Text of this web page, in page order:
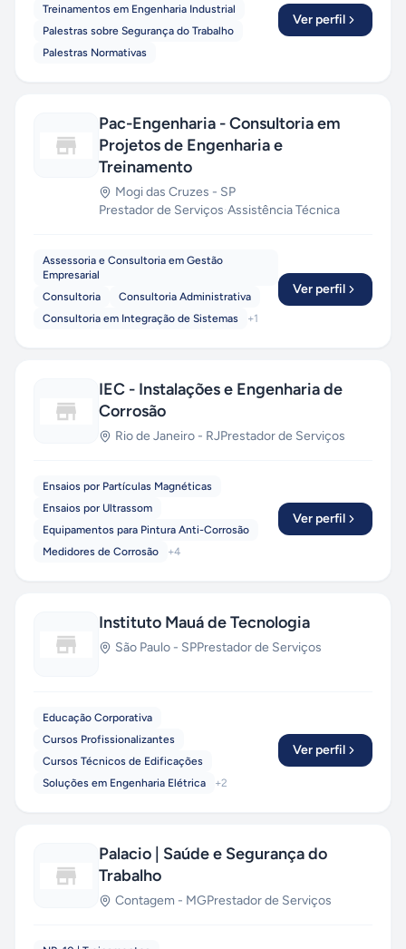
Treinamentos em Engenharia Industrial
Palestras sobre Segurança do Trabalho
Palestras Normativas
Ver perfil
Pac-Engenharia - Consultoria em
Projetos de Engenharia e
Treinamento
Mogi das Cruzes - SP
Prestador de Serviços·Assistência Técnica
Assessoria e Consultoria em Gestão
Empresarial
Consultoria
Consultoria Administrativa
Consultoria em Integração de Sistemas
+1
Ver perfil
IEC - Instalações e Engenharia de
Corrosão
Rio de Janeiro - RJPrestador de Serviços
Ensaios por Partículas Magnéticas
Ensaios por Ultrassom
Equipamentos para Pintura Anti-Corrosão
Medidores de Corrosão
+4
Ver perfil
Instituto Mauá de Tecnologia
São Paulo - SPPrestador de Serviços
Educação Corporativa
Cursos Profissionalizantes
Cursos Técnicos de Edificações
Soluções em Engenharia Elétrica
+2
Ver perfil
Palacio | Saúde e Segurança do
Trabalho
Contagem - MGPrestador de Serviços